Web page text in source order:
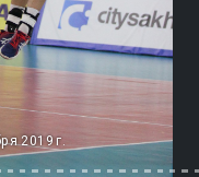
2019 г.